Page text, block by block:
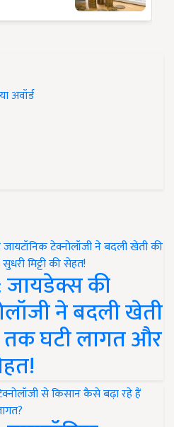
अवॉर्ड
जायडेक्स की
ने बदली खेती
तक घटी लागत और